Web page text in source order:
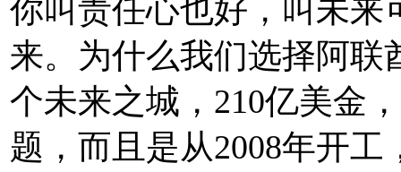
你叫责任心也好，叫未来
来。为什么我们选择阿联
个未来之城，210亿美金
题，而且是从2008年开